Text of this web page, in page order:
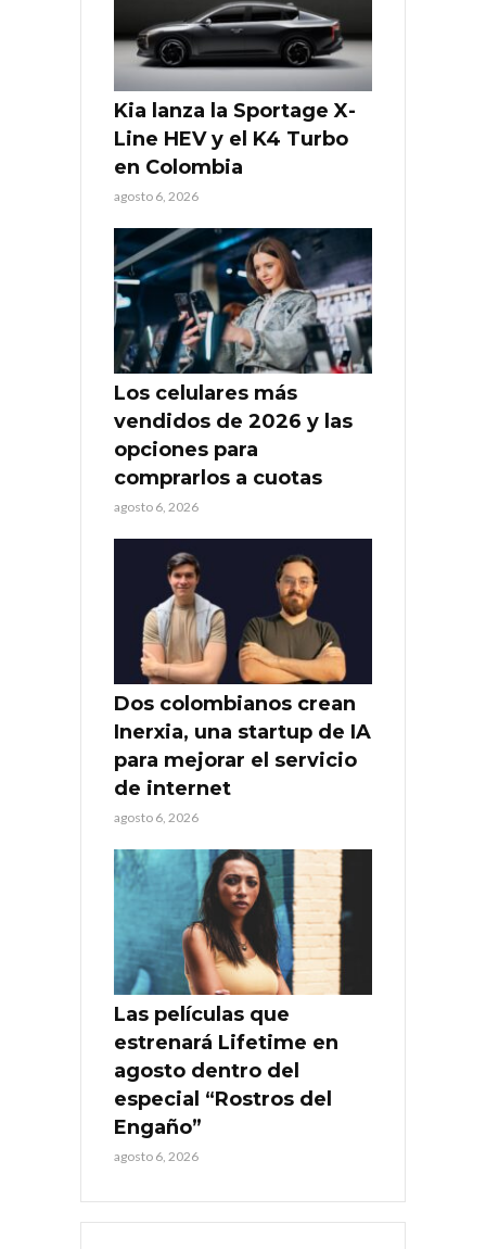
Kia lanza la Sportage X-
Line HEV y el K4 Turbo
en Colombia
agosto 6, 2026
Los celulares más
vendidos de 2026 y las
opciones para
comprarlos a cuotas
agosto 6, 2026
Dos colombianos crean
Inerxia, una startup de IA
para mejorar el servicio
de internet
agosto 6, 2026
Las películas que
estrenará Lifetime en
agosto dentro del
especial “Rostros del
Engaño”
agosto 6, 2026